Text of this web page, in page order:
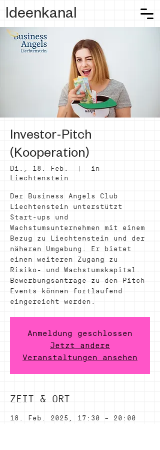
Ideenkanal
Investor-Pitch
(Kooperation)
Di., 18. Feb.
  |
in
Liechtenstein
Der Business Angels Club
Liechtenstein unterstützt
Start-ups und
Wachstumsunternehmen mit einem
Bezug zu Liechtenstein und der
näheren Umgebung. Er bietet
einen weiteren Zugang zu
Risiko- und Wachstumskapital.
Bewerbungsanträge zu den Pitch-
Events können fortlaufend
eingereicht werden.
Anmeldung geschlossen
Jetzt andere
Veranstaltungen ansehen
ZEIT & ORT
18. Feb. 2025, 17:30 – 20:00